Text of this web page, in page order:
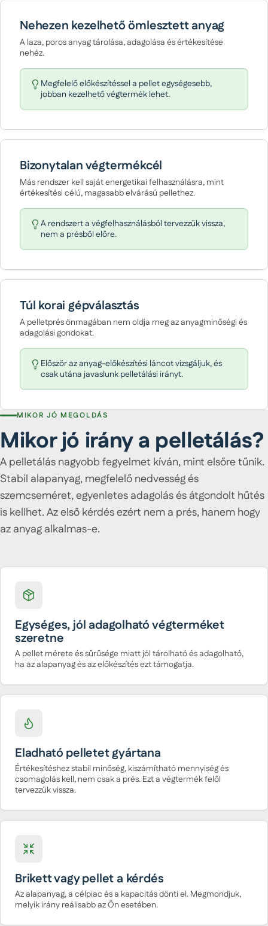
Nehezen kezelhető ömlesztett anyag
A laza, poros anyag tárolása, adagolása és értékesítése
nehéz.
Megfelelő előkészítéssel a pellet egységesebb,
jobban kezelhető végtermék lehet.
Bizonytalan végtermékcél
Más rendszer kell saját energetikai felhasználásra, mint
értékesítési célú, magasabb elvárású pellethez.
A rendszert a végfelhasználásból tervezzük vissza,
nem a présből előre.
Túl korai gépválasztás
A pelletprés önmagában nem oldja meg az anyagminőségi és
adagolási gondokat.
Először az anyag-előkészítési láncot vizsgáljuk, és
csak utána javaslunk pelletálási irányt.
MIKOR JÓ MEGOLDÁS
Mikor jó irány a pelletálás?
A pelletálás nagyobb fegyelmet kíván, mint elsőre tűnik.
Stabil alapanyag, megfelelő nedvesség és
szemcseméret, egyenletes adagolás és átgondolt hűtés
is kellhet. Az első kérdés ezért nem a prés, hanem hogy
az anyag alkalmas-e.
Egységes, jól adagolható végterméket
szeretne
A pellet mérete és sűrűsége miatt jól tárolható és adagolható,
ha az alapanyag és az előkészítés ezt támogatja.
Eladható pelletet gyártana
Értékesítéshez stabil minőség, kiszámítható mennyiség és
csomagolás kell, nem csak a prés. Ezt a végtermék felől
tervezzük vissza.
Brikett vagy pellet a kérdés
Az alapanyag, a célpiac és a kapacitás dönti el. Megmondjuk,
melyik irány reálisabb az Ön esetében.